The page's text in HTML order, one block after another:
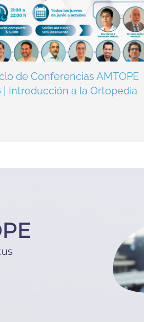
de Conferencias AMTOPE
| Introducción a la Ortopedia